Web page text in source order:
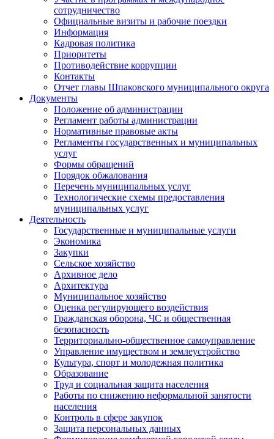
сотрудничество
Официальные визиты и рабочие поездки
Информация
Кадровая политика
Приоритеты
Противодействие коррупции
Контакты
Отчет главы Шпаковского муниципального округа
Документы
Положение об администрации
Регламент работы администрации
Нормативные правовые акты
Регламенты государственных и муниципальных
услуг
Формы обращений
Порядок обжалования
Перечень муниципальных услуг
Технологические схемы предоставления
муниципальных услуг
Деятельность
Государственные и муниципальные услуги
Экономика
Закупки
Сельское хозяйство
Архивное дело
Архитектура
Муниципальное хозяйство
Оценка регулирующего воздействия
Гражданская оборона, ЧС и общественная
безопасность
Территориально-общественное самоуправление
Управление имуществом и землеустройство
Культура, спорт и молодежная политика
Образование
Труд и социальная защита населения
Работы по снижению неформальной занятости
населения
Контроль в сфере закупок
Защита персональных данных